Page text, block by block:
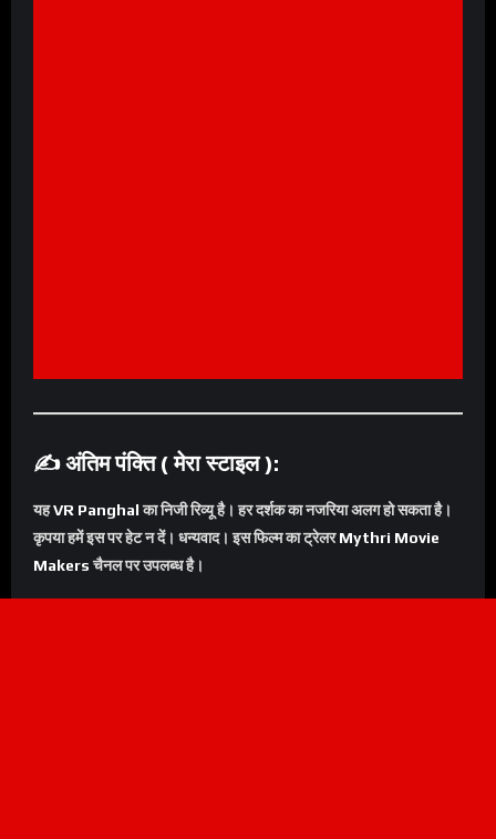
✍️ अंतिम पंक्ति ( मेरा स्टाइल ):
यहVR Panghalका निजी रिव्यू है। हर दर्शक का नजरिया अलग हो सकता है।
कृपया हमें इस पर हेट न दें। धन्यवाद। इस फिल्म का ट्रेलरMythri Movie
Makersचैनल पर उपलब्ध है।